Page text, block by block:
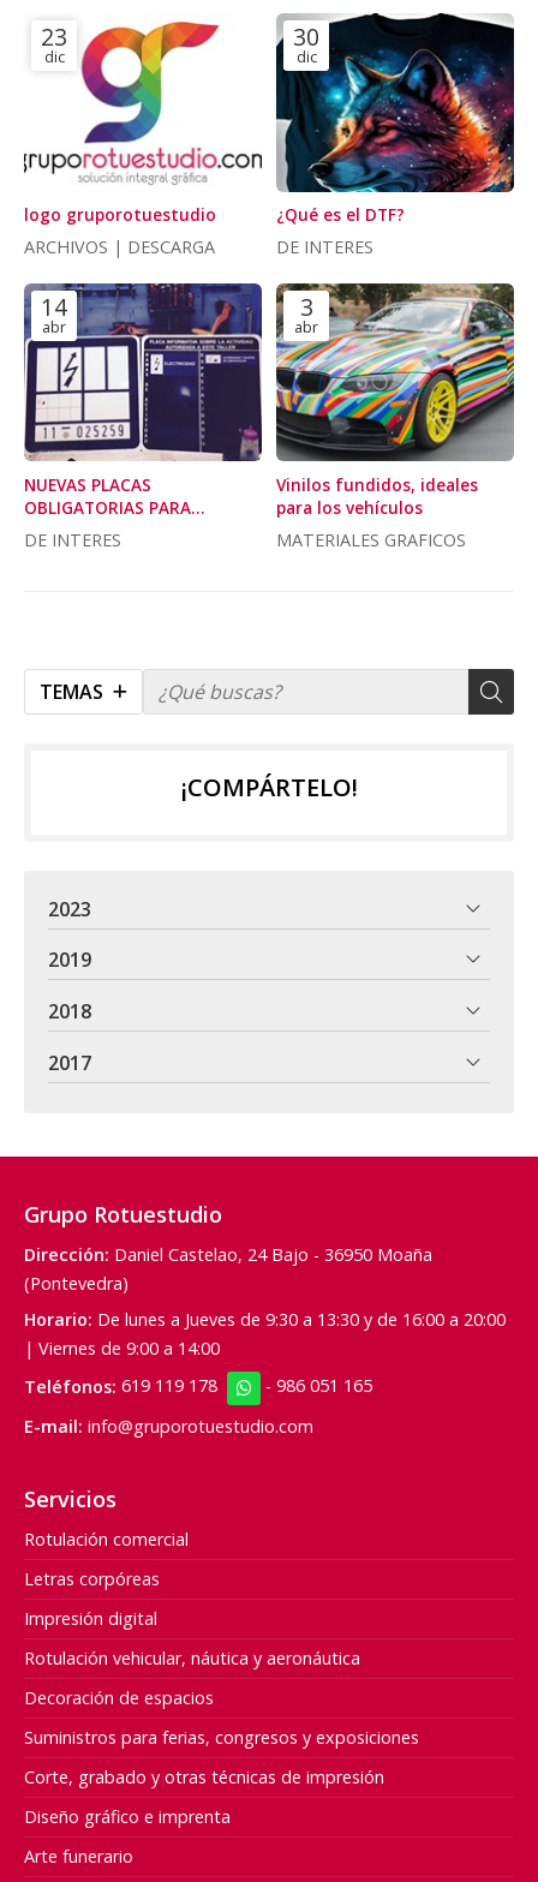
TEMAS
23
dic
logo gruporotuestudio
ARCHIVOS | DESCARGA
30
dic
¿Qué es el DTF?
DE INTERES
14
abr
NUEVAS PLACAS
OBLIGATORIAS PARA
TALLERES GALLEGOS
DE INTERES
3
abr
Vinilos fundidos, ideales
para los vehículos
MATERIALES GRAFICOS
¡COMPÁRTELO!
2023
2019
2018
2017
Grupo Rotuestudio
Dirección: Daniel Castelao, 24 Bajo - 36950 Moaña
(Pontevedra)
Horario: De lunes a Jueves de 9:30 a 13:30 y de 16:00 a 20:00
| Viernes de 9:00 a 14:00
Teléfonos: 619 119 178 - 986 051 165
E-mail: info@gruporotuestudio.com
Servicios
Rotulación comercial
Letras corpóreas
Impresión digital
Rotulación vehicular, náutica y aeronáutica
Decoración de espacios
Suministros para ferias, congresos y exposiciones
Corte, grabado y otras técnicas de impresión
Diseño gráfico e imprenta
Arte funerario